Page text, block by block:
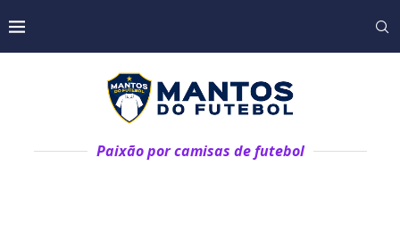
Paixão por camisas de futebol